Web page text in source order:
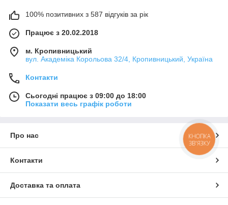
100% позитивних з 587 відгуків за рік
Працює з 20.02.2018
м. Кропивницький
вул. Академіка Корольова 32/4, Кропивницький, Україна
Контакти
Сьогодні працює з 09:00 до 18:00
Показати весь графік роботи
Про нас
Контакти
Доставка та оплата
КНОПКА
ЗВ'ЯЗКУ